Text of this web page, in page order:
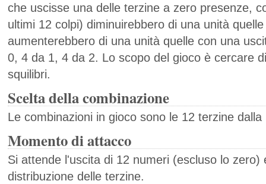
che uscisse una delle terzine a zero presenze,
ultimi 12 colpi) diminuirebbero di una unità
aumenterebbero di una unità quelle con una
0, 4 da 1, 4 da 2. Lo scopo del gioco è cercare
squilibri.
Scelta della combinazione
Le combinazioni in gioco sono le 12 terzine
Momento di attacco
Si attende l'uscita di 12 numeri (escluso lo zero)
distribuzione delle terzine.